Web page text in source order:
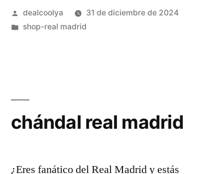
madrid
Publicado
por
dealcoolya
31 de diciembre de 2024
Publicado
shop-real madrid
chándal real madrid
¿Eres fanático del Real Madrid y estás